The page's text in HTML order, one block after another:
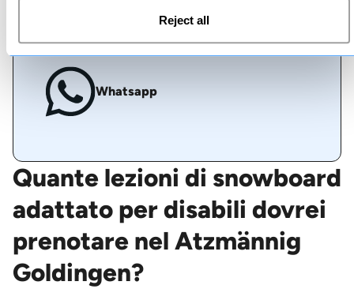
Reject all
Chat dal vivo
Whatsapp
Quante lezioni di snowboard
adattato per disabili dovrei
prenotare nel Atzmännig
Goldingen?